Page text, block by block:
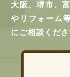
大阪、堺市、
やリフォーム
にご相談くださ